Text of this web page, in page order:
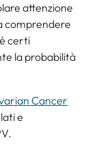
attenzione
comprendere
certi
la probabilità
Cancer
e